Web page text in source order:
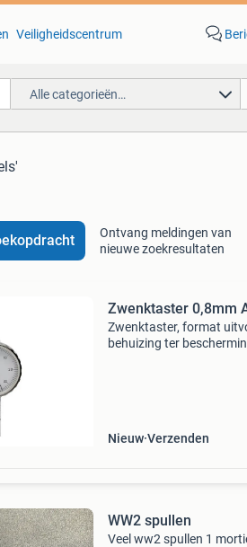
Veiligheidscentrum
Alle categorieën…
Ontvang meldingen van
nieuwe zoekresultaten
Zwenktaster 0,8mm
Zwenktaster, format
behuizing ter
Nieuw Verzenden
WW2 spullen
Veel ww2 spullen 1